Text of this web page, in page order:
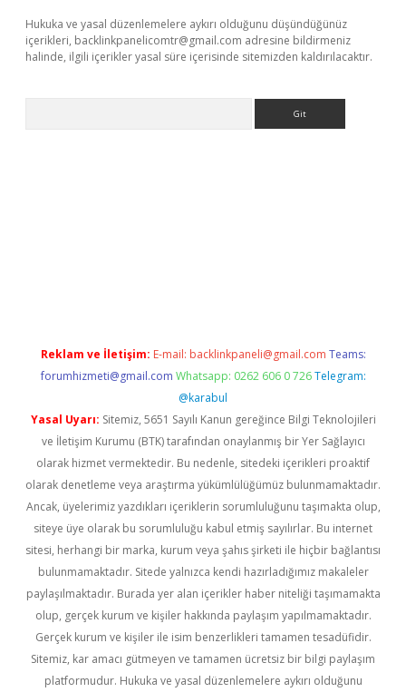
Hukuka ve yasal düzenlemelere aykırı olduğunu düşündüğünüz
içerikleri, backlinkpanelicomtr@gmail.com adresine bildirmeniz
halinde, ilgili içerikler yasal süre içerisinde sitemizden kaldırılacaktır.
Reklam ve İletişim: E-mail: backlinkpaneli@gmail.com Teams:
forumhizmeti@gmail.com Whatsapp: 0262 606 0 726 Telegram:
@karabul
Yasal Uyarı: Sitemiz, 5651 Sayılı Kanun gereğince Bilgi Teknolojileri
ve İletişim Kurumu (BTK) tarafından onaylanmış bir Yer Sağlayıcı
olarak hizmet vermektedir. Bu nedenle, sitedeki içerikleri proaktif
olarak denetleme veya araştırma yükümlülüğümüz bulunmamaktadır.
Ancak, üyelerimiz yazdıkları içeriklerin sorumluluğunu taşımakta olup,
siteye üye olarak bu sorumluluğu kabul etmiş sayılırlar. Bu internet
sitesi, herhangi bir marka, kurum veya şahıs şirketi ile hiçbir bağlantısı
bulunmamaktadır. Sitede yalnızca kendi hazırladığımız makaleler
paylaşılmaktadır. Burada yer alan içerikler haber niteliği taşımamakta
olup, gerçek kurum ve kişiler hakkında paylaşım yapılmamaktadır.
Gerçek kurum ve kişiler ile isim benzerlikleri tamamen tesadüfidir.
Sitemiz, kar amacı gütmeyen ve tamamen ücretsiz bir bilgi paylaşım
platformudur. Hukuka ve yasal düzenlemelere aykırı olduğunu